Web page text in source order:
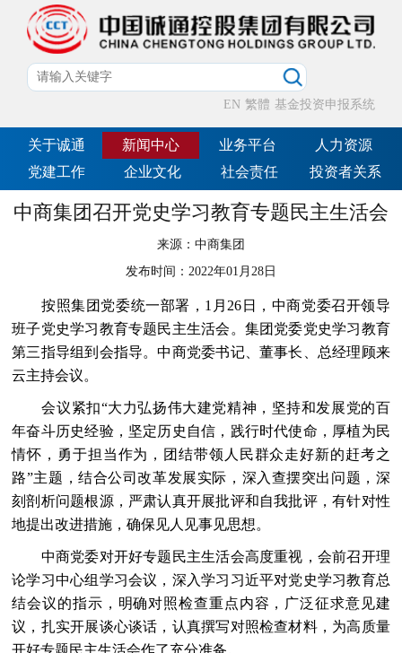
EN 繁體 基金投资申报系统
关于诚通 新闻中心 业务平台
人力资源
党建工作
企业文化 社会责任 投资者关系
中商集团召开党史学习教育专题民主生活会
来源： 中商集团
发布时间： 2022年01月28日
按照集团党委统一部署，1月26日，中商党委召开领导
班子党史学习教育专题民主生活会。集团党委党史学习教育
第三指导组到会指导。中商党委书记、董事长、总经理顾来
云主持会议。
会议紧扣“大力弘扬伟大建党精神，坚持和发展党的百
年奋斗历史经验，坚定历史自信，践行时代使命，厚植为民
情怀，勇于担当作为，团结带领人民群众走好新的赶考之
路”主题，结合公司改革发展实际，深入查摆突出问题，深
刻剖析问题根源，严肃认真开展批评和自我批评，有针对性
地提出改进措施，确保见人见事见思想。
中商党委对开好专题民主生活会高度重视，会前召开理
论学习中心组学习会议，深入学习习近平对党史学习教育总
结会议的指示，明确对照检查重点内容，广泛征求意见建
议，扎实开展谈心谈话，认真撰写对照检查材料，为高质量